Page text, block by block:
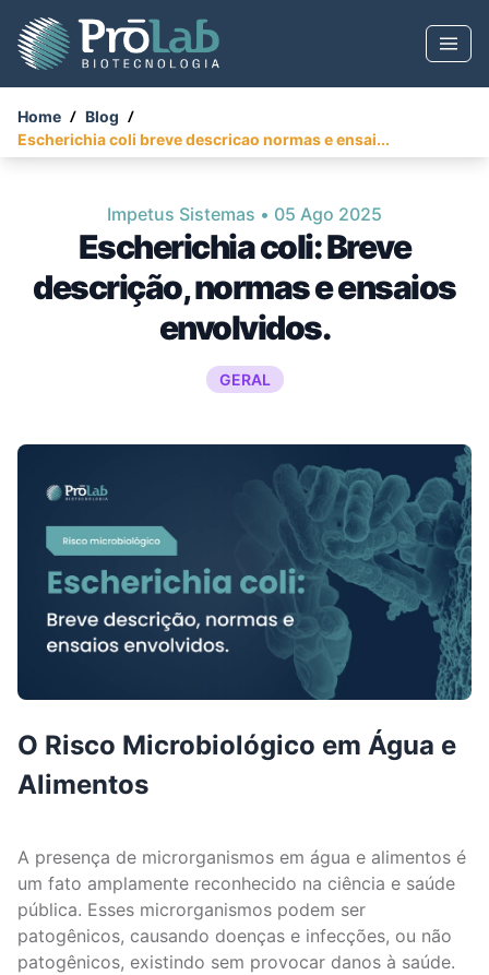
Home
Blog
Escherichia coli breve descricao normas e ensai...
Impetus Sistemas • 05 Ago 2025
Escherichia coli: Breve
descrição, normas e ensaios
envolvidos.
GERAL
O Risco Microbiológico em Água e
Alimentos
A presença de microrganismos em água e alimentos é
um fato amplamente reconhecido na ciência e saúde
pública. Esses microrganismos podem ser
patogênicos, causando doenças e infecções, ou não
patogênicos, existindo sem provocar danos à saúde.